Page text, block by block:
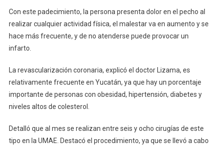
Con este padecimiento, la persona presenta dolor en el pecho al
realizar cualquier actividad física, el malestar va en aumento y se
hace más frecuente, y de no atenderse puede provocar un
infarto.
La revascularización coronaria, explicó el doctor Lizama, es
relativamente frecuente en Yucatán, ya que hay un porcentaje
importante de personas con obesidad, hipertensión, diabetes y
niveles altos de colesterol.
Detalló que al mes se realizan entre seis y ocho cirugías de este
tipo en la UMAE. Destacó el procedimiento, ya que se llevó a cabo